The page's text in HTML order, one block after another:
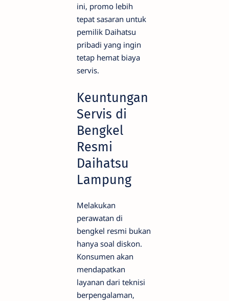
ini, promo lebih
tepat sasaran untuk
pemilik Daihatsu
pribadi yang ingin
tetap hemat biaya
servis.
Keuntungan
Servis di
Bengkel
Resmi
Daihatsu
Lampung
Melakukan
perawatan di
bengkel resmi bukan
hanya soal diskon.
Konsumen akan
mendapatkan
layanan dari teknisi
berpengalaman,